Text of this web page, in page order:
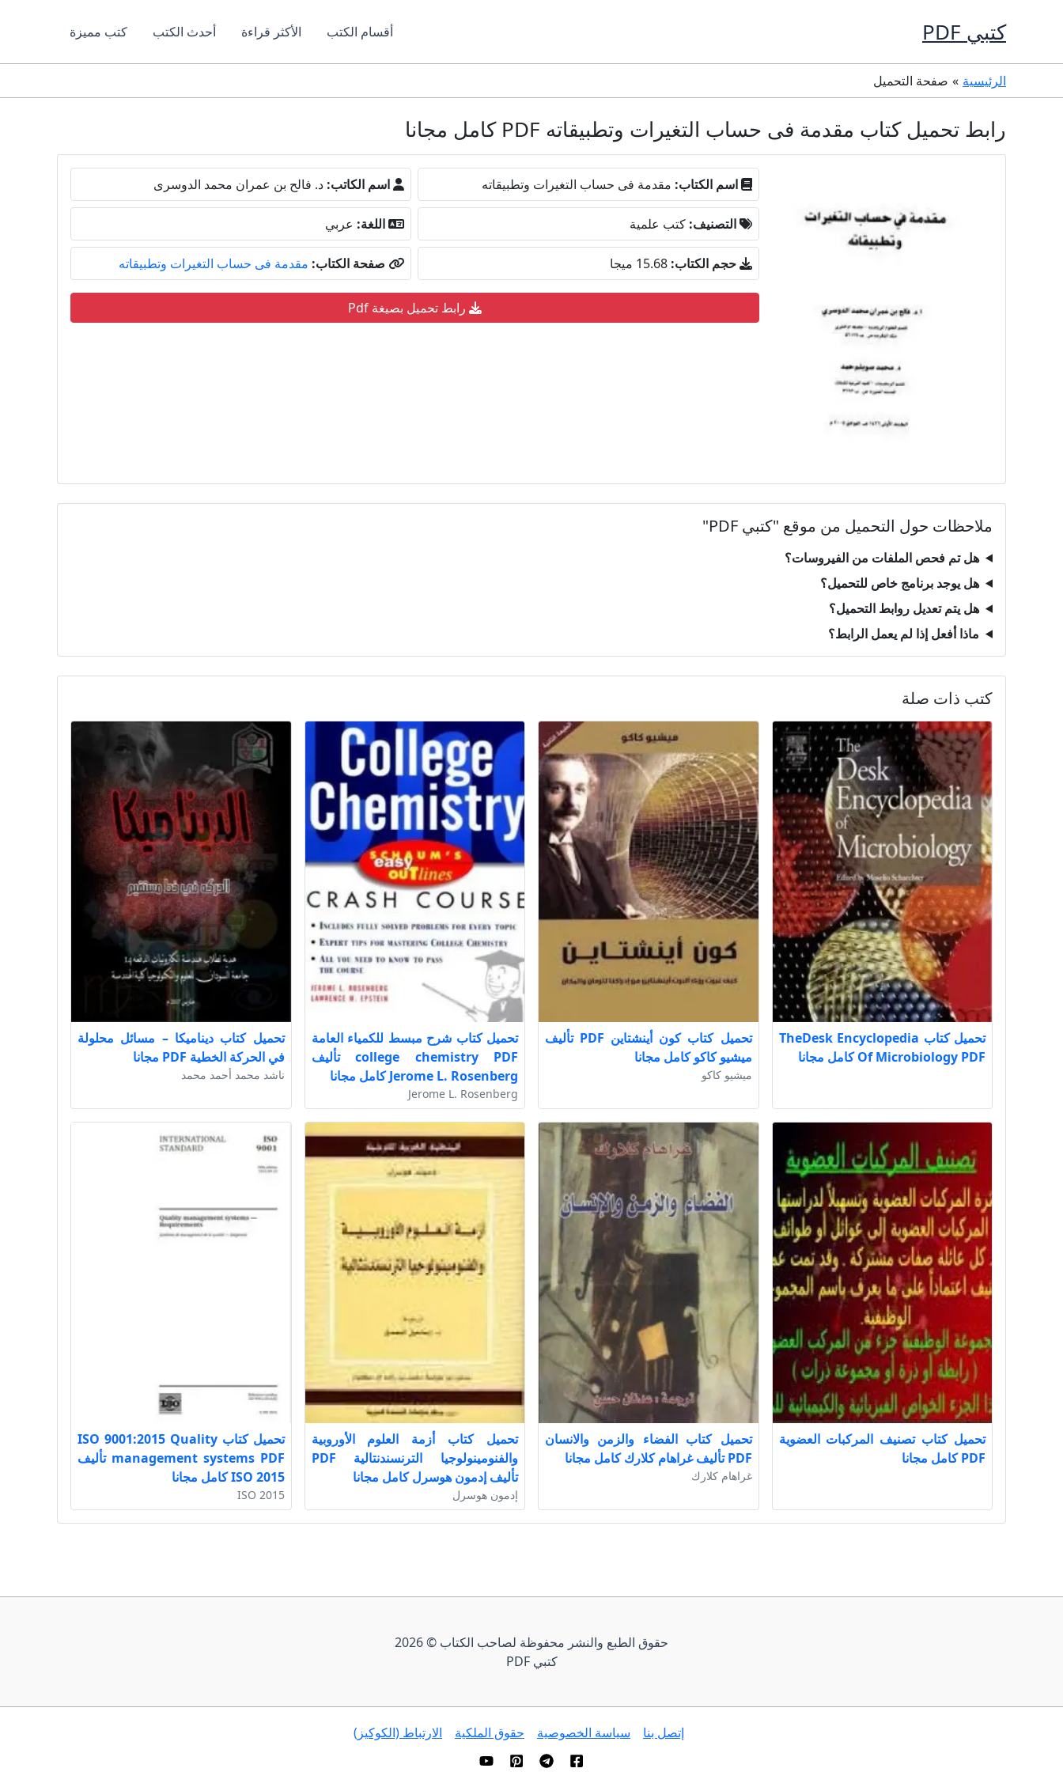
كتبي PDF أقسام الكتب الأكثر قراءة أحدث الكتب كتب مميزة
الرئيسية صفحة التحميل
رابط تحميل كتاب مقدمة فى حساب التغيرات وتطبيقاته PDF كامل مجانا
اسم الكتاب: مقدمة فى حساب التغيرات وتطبيقاته اسم الكاتب: د. فالح بن عمران محمد الدوسرى
التصنيف: كتب علمية اللغة: عربي
حجم الكتاب: 15.68 ميجا صفحة الكتاب: مقدمة فى حساب التغيرات وتطبيقاته
رابط تحميل بصيغة Pdf
ملاحظات حول التحميل من موقع "كتبي PDF"
هل تم فحص الملفات من الفيروسات؟
هل يوجد برنامج خاص للتحميل؟
هل يتم تعديل روابط التحميل؟
ماذا أفعل إذا لم يعمل الرابط؟
كتب ذات صلة
تحميل كتاب TheDesk Encyclopedia
Of Microbiology PDF كامل مجانا
تحميل كتاب كون أينشتاين PDF تأليف
ميشيو كاكو كامل مجانا
ميشيو كاكو
تحميل كتاب شرح مبسط للكمياء العامة
college chemistry PDF تأليف
Jerome L. Rosenberg كامل مجانا
Jerome L. Rosenberg
تحميل كتاب ديناميكا – مسائل محلولة
في الحركة الخطية PDF مجانا
ناشد محمد أحمد محمد
تحميل كتاب تصنيف المركبات العضوية
PDF كامل مجانا
تحميل كتاب الفضاء والزمن والانسان
PDF تأليف غراهام كلارك كامل مجانا
غراهام كلارك
تحميل كتاب أزمة العلوم الأوروبية
والفنومينولوجيا الترنسندنتالية PDF
تأليف إدمون هوسرل كامل مجانا
إدمون هوسرل
تحميل كتاب ISO 9001:2015 Quality
management systems PDF تأليف
ISO 2015 كامل مجانا
ISO 2015
حقوق الطبع والنشر محفوظة لصاحب الكتاب © 2026
كتبي PDF
إتصل بنا سياسة الخصوصية حقوق الملكية الارتباط (الكوكيز)